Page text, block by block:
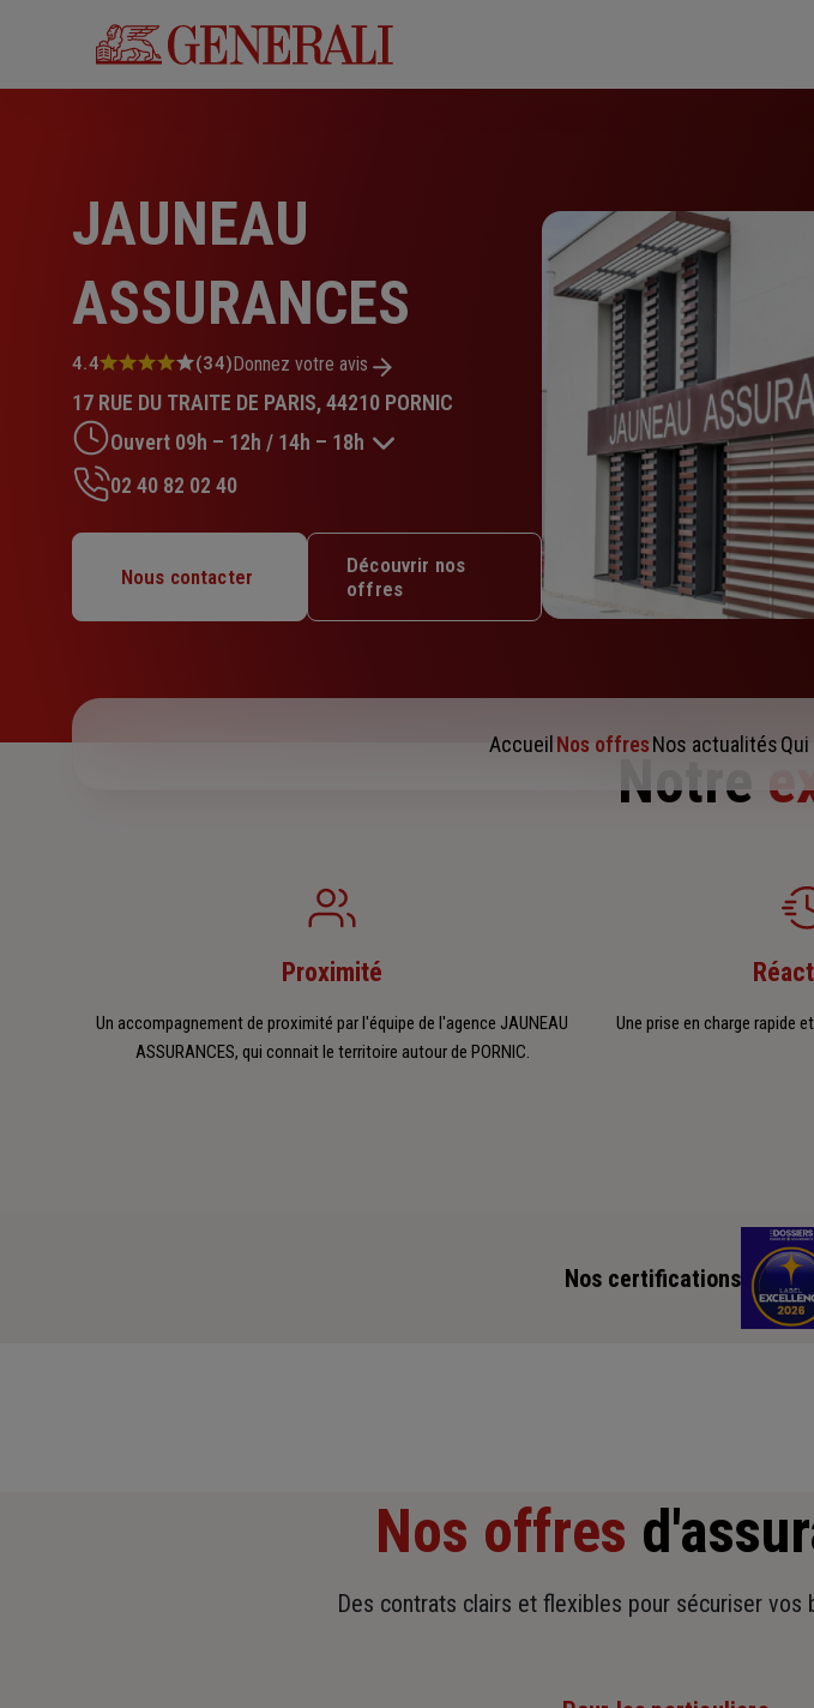
JAUNEAU
ASSURANCES
Note
4.4
sur
5
étoiles
4.4 (34)Donnez votre avis
17 RUE DU TRAITE DE PARIS, 44210 PORNIC
Ouvert 09h – 12h / 14h – 18h
Mardi : 09h – 12h / 14h – 17h30
Mercredi : 09h – 12h / 14h – 18h
Jeudi : 09h – 12h / 14h – 17h30
02 40 82 02 40
Nous contacter
Découvrir nos
offres
Accueil Nos offresNos actualités
Notre
Proximité
Un accompagnement de proximité par l'équipe de l'agence JAUNEAU
ASSURANCES, qui connait le territoire autour de PORNIC.
Une prise en charge rapide
Nos certifications
Nos offres
Des contrats clairs et flexibles pour sécuriser vos